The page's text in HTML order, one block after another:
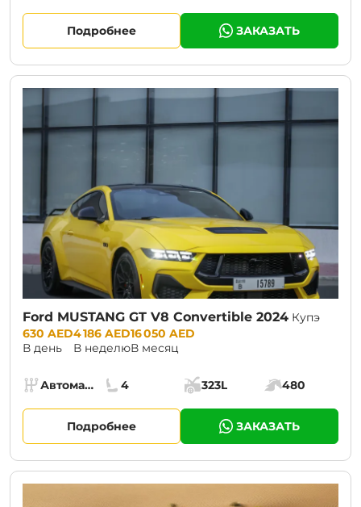
Подробнее ЗАКАЗАТЬ
Ford MUSTANG GT V8 Convertible 2024 Купэ
Prices:
630 AED
В день
4 186 AED
В неделю
16 050 AED
В месяц
Specs:
Коробка передач:
Автомат (АКПП)
Места:
4
Объём багажника:
323L
Мощность
480
Подробнее ЗАКАЗАТЬ